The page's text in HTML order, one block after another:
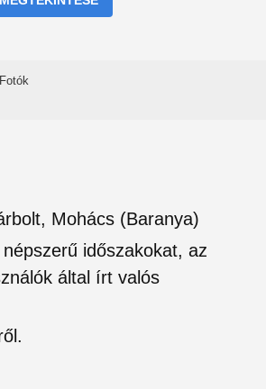
Fotók
Mohács (Baranya)
időszakokat, az
által írt valós